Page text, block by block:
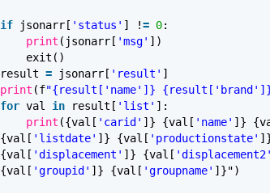
if jsonarr[ 'status' ] != 0:
print (jsonarr[ 'msg' ])
exit()
result = jsonarr[ 'result' ]
print (f"{result['name']}
for val in result[ 'list' ]:
print ({val[ 'carid' ]} {val[ 'name' ]}
{val[ 'listdate' ]} {val[ 'productionstate'
{val[ 'displacement' ]} {val[ 'displacement2'
{val[ 'groupid' ]} {val[ 'groupname' ]}")